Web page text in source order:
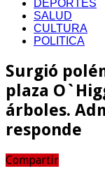
DEPORTES
SALUD
CULTURA
POLITICA
Surgió
plaza
árboles.
responde
Compartir